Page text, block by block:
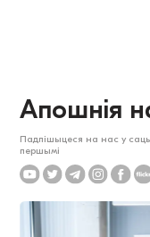
Апошнія
Падпішыцеся на нас у
першымі